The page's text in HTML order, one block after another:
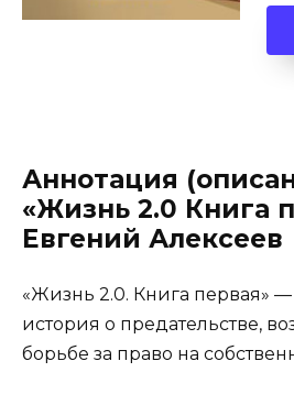
Аннотация
«Жизнь 2.0 Книга
Евгений Алексеев
«Жизнь 2.0. Книга первая»
история о предательстве,
борьбе за право на